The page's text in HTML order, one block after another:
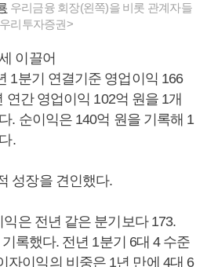
우리금융 회장(왼쪽)을 비롯 관계자들
리투자증권>
이끌어
1분기 연결기준 영업이익 166
연간 영업이익 102억 원을 1개
. 순이익은 140억 원을 기록해 1
.
성장을 견인했다.
은 전년 같은 분기보다 173.
록했다. 전년 1분기 6대 4 수준
자이익의 비중은 1년 만에 4대 6